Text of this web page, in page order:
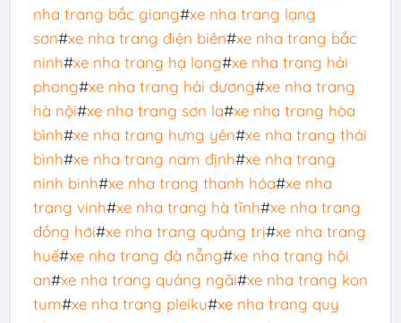
nha trang bắc giang#xe nha trang lạng
sơn#xe nha trang điện biên#xe nha trang bắc
ninh#xe nha trang hạ long#xe nha trang hải
phong#xe nha trang hải dương#xe nha trang
hà nội#xe nha trang sơn la#xe nha trang hòa
bình#xe nha trang hưng yên#xe nha trang thái
bình#xe nha trang nam định#xe nha trang
ninh binh#xe nha trang thanh hóa#xe nha
trang vinh#xe nha trang hà tĩnh#xe nha trang
đồng hới#xe nha trang quảng trị#xe nha trang
huế#xe nha trang đà nẵng#xe nha trang hội
an#xe nha trang quảng ngãi#xe nha trang kon
tum#xe nha trang pleiku#xe nha trang quy